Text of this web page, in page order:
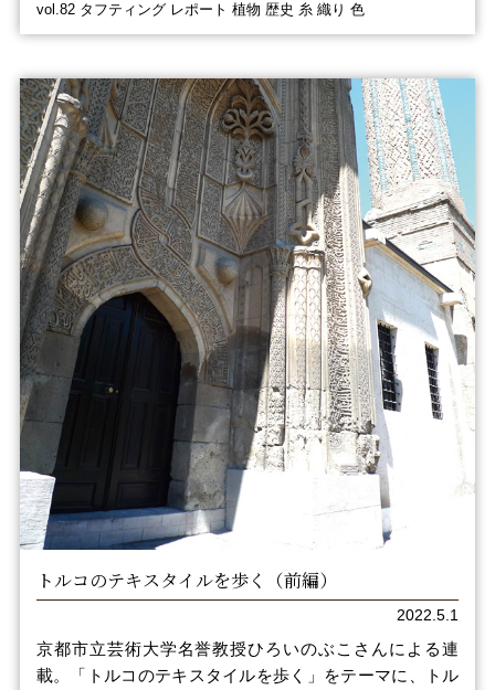
vol.82 タフティング レポート 植物 歴史 糸 織り 色
トルコのテキスタイルを歩く（前編）
2022.5.1
京都市立芸術大学名誉教授ひろいのぶこさんによる連
載。「トルコのテキスタイルを歩く」をテーマに、トル